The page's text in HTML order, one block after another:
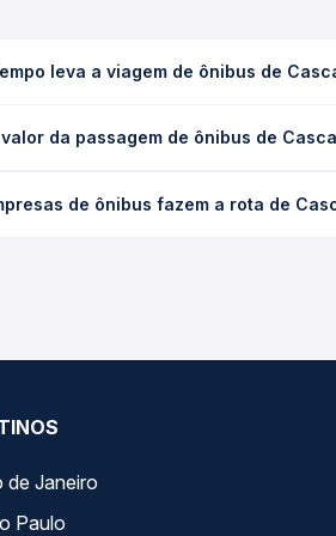
leva a viagem de ônibus de
ou leito) e as condições de tráfego. Na
da passagem de ônibus de
a antecedência da compra. Na Quero
de ônibus fazem a rota de
de Janeiro
Paulo